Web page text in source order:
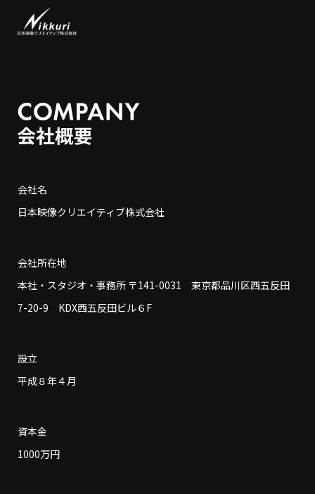
会社名
日本映像クリエイティブ株式会社
会社所在地
本社・スタジオ・事務所 〒141-0031 東京都品川区西五反田
7-20-9 KDX西五反田ビル６F
設立
平成８年４月
資本金
1000万円